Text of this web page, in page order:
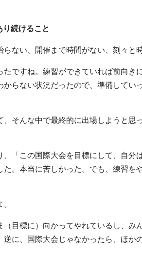
り続けること
ない、開催まで時間がない、刻々と
ですね。練習ができていれば前向き
からない状況だったので、準備してい
そんな中で最終的に出場しようと思
「この国際大会を目標にして、自分
た。本当に苦しかった。でも、練習を
目標に）向かってやれているし、み
逆に、国際大会じゃなかったら、ほか